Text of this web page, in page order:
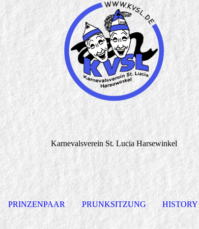
Karnevalsverein St. Lucia Harsewinkel
PRINZENPAAR PRUNKSITZUNG HISTORY